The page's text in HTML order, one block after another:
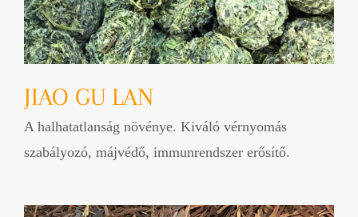
JIAO GU LAN
A halhatatlanság növénye. Kiváló vérnyomás
szabályozó, májvédő, immunrendszer erősítő.